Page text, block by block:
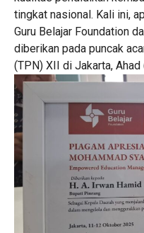
tingkat nasional. Kali ini,
Guru Belajar Foundation
diberikan pada puncak
(TPN) XII di Jakarta,